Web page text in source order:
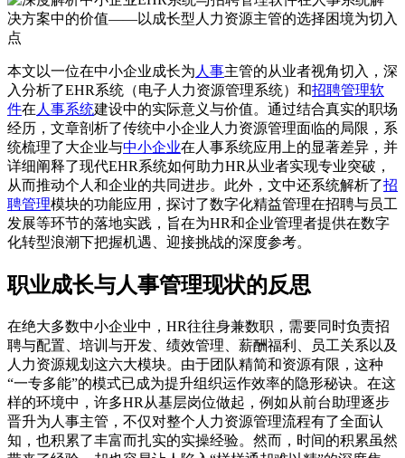
本文以一位在中小企业成长为 人事主管的从业者视角切入，深
入分析了EHR系统（电子人力资源管理系统）和招聘管理软
件在 人事系统建设中的实际意义与价值。通过结合真实的职场
经历，文章剖析了传统中小企业人力资源管理面临的局限，系
统梳理了大企业与中小企业在人事系统应用上的显著差异，并
详细阐释了现代EHR系统如何助力HR从业者实现专业突破，
从而推动个人和企业的共同进步。此外，文中还系统解析了招
聘管理模块的功能应用，探讨了数字化精益管理在招聘与员工
发展等环节的落地实践，旨在为HR和企业管理者提供在数字
化转型浪潮下把握机遇、迎接挑战的深度参考。
职业成长与人事管理现状的反思
在绝大多数中小企业中，HR往往身兼数职，需要同时负责招
聘与配置、培训与开发、绩效管理、薪酬福利、员工关系以及
人力资源规划这六大模块。由于团队精简和资源有限，这种
“一专多能”的模式已成为提升组织运作效率的隐形秘诀。在这
样的环境中，许多HR从基层岗位做起，例如从前台助理逐步
晋升为人事主管，不仅对整个人力资源管理流程有了全面认
知，也积累了丰富而扎实的实操经验。然而，时间的积累虽然